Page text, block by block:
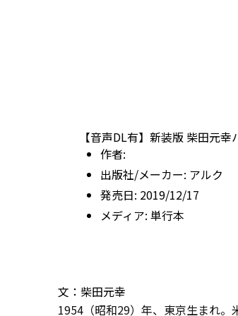
【音声DL有】新装版 柴田元幸
作者:
出版社/メーカー: アルク
発売日: 2019/12/17
メディア: 単行本
文：柴田元幸
1954（昭和29）年、東京生まれ